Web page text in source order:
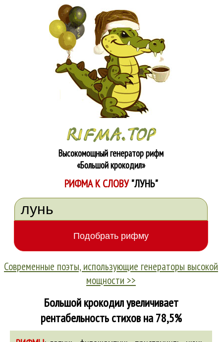
Высокомощный генератор рифм
«Большой крокодил»
РИФМА К СЛОВУ"ЛУНЬ"
Современные поэты, использующие генераторы высокой
мощности >>
Большой крокодил увеличивает
рентабельность стихов на 78,5%